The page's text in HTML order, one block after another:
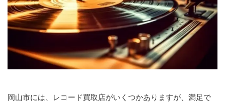
岡山市には、レコード買取店がいくつかありますが、満足で